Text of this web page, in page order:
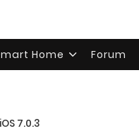
Home Forum
7.0.3